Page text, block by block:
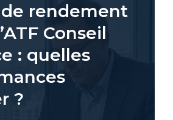
rendement
Conseil
: quelles
?